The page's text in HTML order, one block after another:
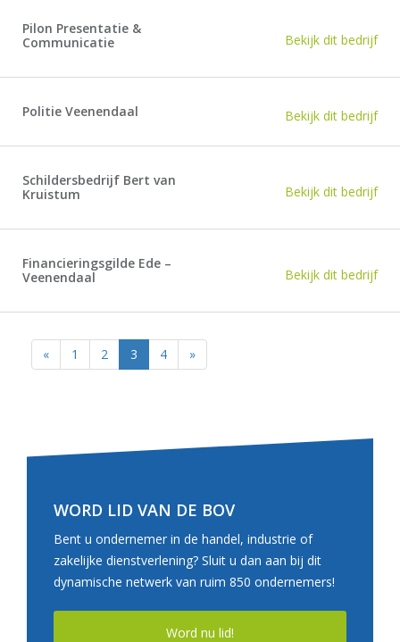
Pilon Presentatie &
Communicatie
Bekijk dit bedrijf
Politie Veenendaal Bekijk dit bedrijf
Schildersbedrijf Bert van
Kruistum
Bekijk dit bedrijf
Financieringsgilde Ede –
Veenendaal
Bekijk dit bedrijf
« 1 2 3 4 »
WORD LID VAN DE BOV
Bent u ondernemer in de handel, industrie of
zakelijke dienstverlening? Sluit u dan aan bij dit
dynamische netwerk van ruim 850 ondernemers!
Word nu lid!